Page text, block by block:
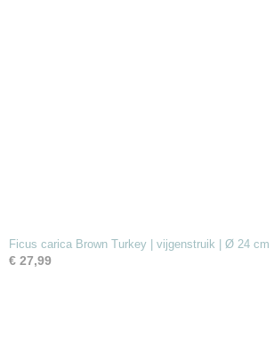
Ficus carica Brown Turkey | vijgenstruik | Ø 24 cm
€ 27,99